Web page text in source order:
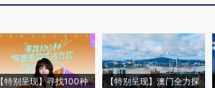
【特别呈现】寻找100种
【特别呈现】澳门全力探